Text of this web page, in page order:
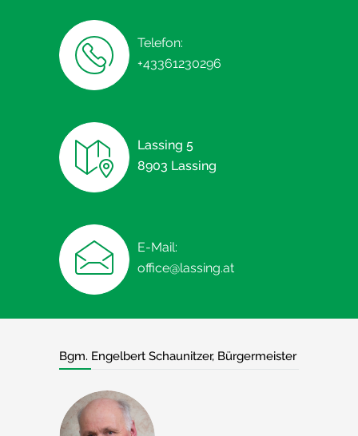
Sofern Sie eine Einwilligung erteilt haben, erfolgt die
Verarbeitung zusätzlich auf Grundlage von Art. 6 Abs. 1 lit. a
DSGVO. Ihre Einwilligung können Sie jederzeit mit Wirkung für die
Zukunft widerrufen.
Telefon:
+43361230296
Lassing 5
8903 Lassing
E-Mail:
office@lassing.at
Bgm. Engelbert Schaunitzer, Bürgermeister